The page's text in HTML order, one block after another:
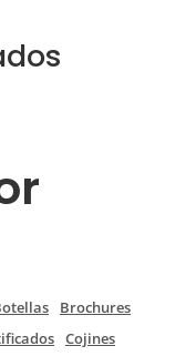
Brochures
Cojines